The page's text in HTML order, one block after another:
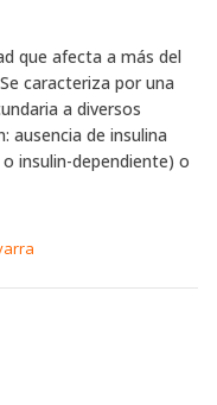
que afecta a más del
caracteriza por una
a diversos
ausencia de insulina
insulin-dependiente) o